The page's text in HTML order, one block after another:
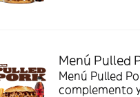
Menú Pulled
Menú Pulled
complemento